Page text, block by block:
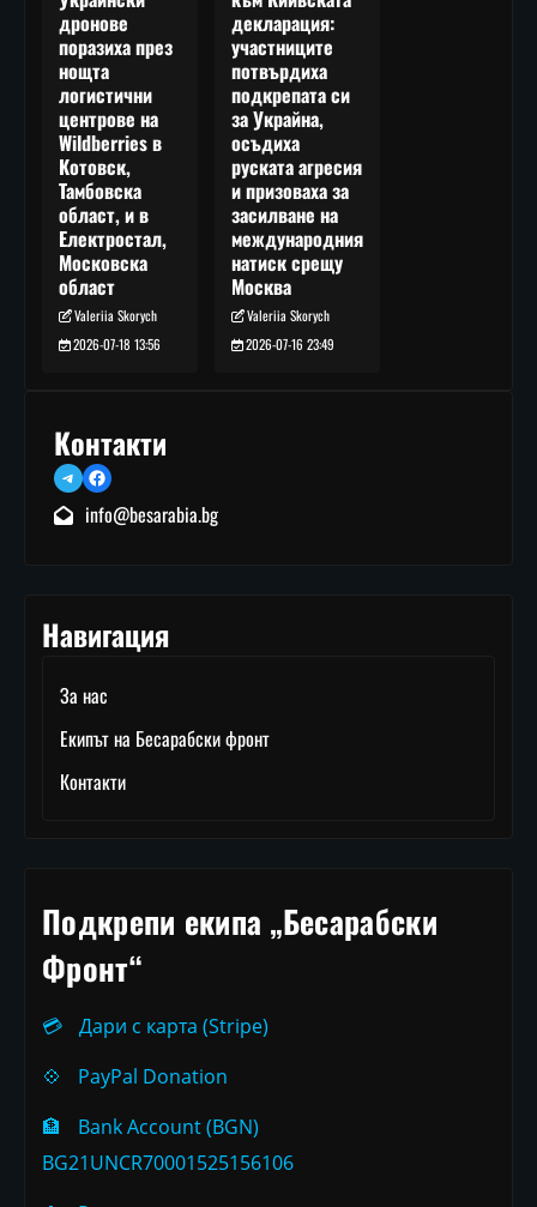
дронове
поразиха през
нощта
логистични
центрове на
Wildberries в
Котовск,
Тамбовска
област, и в
Електростал,
Московска
област
Valeriia Skorych
2026-07-18 13:56
декларация:
участниците
потвърдиха
подкрепата си
за Украйна,
осъдиха
руската агресия
и призоваха за
засилване на
международния
натиск срещу
Москва
Valeriia Skorych
2026-07-16 23:49
Контакти
TelegramFacebook
info@besarabia.bg
Навигация
За нас
Екипът на Бесарабски фронт
Контакти
Подкрепи екипа „Бесарабски
Фронт“
💳
Дари с карта (Stripe)
💠
PayPal Donation
🏦
Bank Account (BGN)
BG21UNCR70001525156106